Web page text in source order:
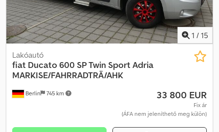
1 / 15
Berlin 745 km
Lakóautó
fiat Ducato 600 SP Twin Sport Adria
MARKISE/FAHRRADTRÄ/AHK
33 800 EUR
Fix ár
(ÁFA nem jeleníthető meg külön)